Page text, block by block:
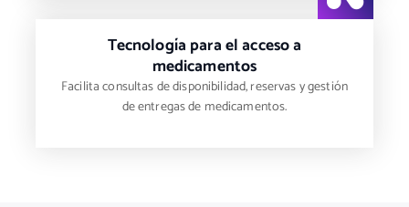
Tecnología para el acceso a
medicamentos
Facilita consultas de disponibilidad, reservas y gestión
de entregas de medicamentos.